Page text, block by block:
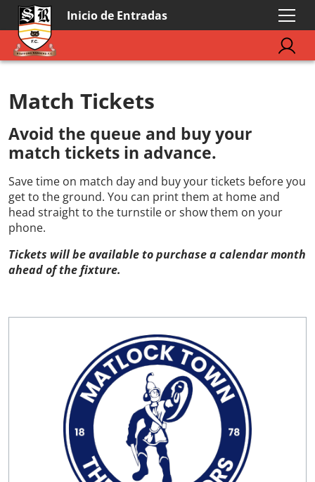
Inicio de Entradas
Match Tickets
Avoid the queue and buy your
match tickets in advance.
Save time on match day and buy your tickets before you
get to the ground. You can print them at home and
head straight to the turnstile or show them on your
phone.
Tickets will be available to purchase a calendar month
ahead of the fixture.